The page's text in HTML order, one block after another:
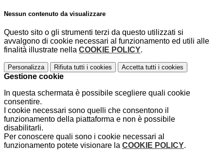
Nessun contenuto da visualizzare
Questo sito o gli strumenti terzi da questo utilizzati si
avvalgono di cookie necessari al funzionamento ed utili alle
finalità illustrate nella COOKIE POLICY.
Personalizza Rifiuta tutti i cookies Accetta tutti i cookies
Gestione cookie
In questa schermata è possibile scegliere quali cookie
consentire.
I cookie necessari sono quelli che consentono il
funzionamento della piattaforma e non è possibile
disabilitarli.
Per conoscere quali sono i cookie necessari al
funzionamento potete visionare la COOKIE POLICY.